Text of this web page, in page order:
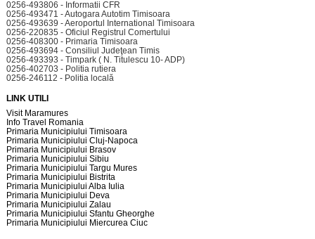
0256-493806 - Informatii CFR
0256-493471 - Autogara Autotim Timisoara
0256-493639 - Aeroportul International Timisoara
0256-220835 - Oficiul Registrul Comertului
0256-408300 - Primaria Timisoara
0256-493694 - Consiliul Judeţean Timis
0256-493393 - Timpark ( N. Titulescu 10- ADP)
0256-402703 - Politia rutiera
0256-246112 - Politia locală
LINK UTILI
Visit Maramures
Info Travel Romania
Primaria Municipiului Timisoara
Primaria Municipiului Cluj-Napoca
Primaria Municipiului Brasov
Primaria Municipiului Sibiu
Primaria Municipiului Targu Mures
Primaria Municipiului Bistrita
Primaria Municipiului Alba Iulia
Primaria Municipiului Deva
Primaria Municipiului Zalau
Primaria Municipiului Sfantu Gheorghe
Primaria Municipiului Miercurea Ciuc